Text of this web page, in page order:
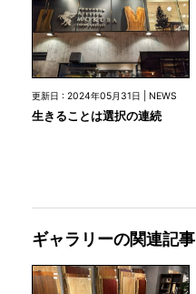
更新日 : 2024年05月31日 | NEWS
生きることは選択の連続
ギャラリーの関連記事